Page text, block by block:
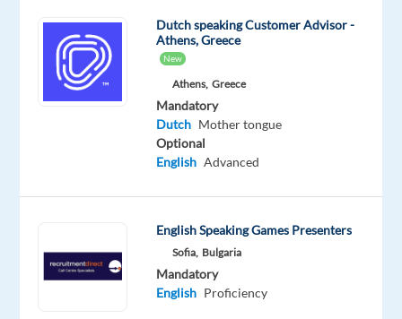
available
anymore.
Check
out
Company
Employment
Salary
Experience
Dutch speaking Customer Advisor -
Athens, Greece
New
Athens, Greece
Mandatory
Dutch Mother tongue
Optional
English Advanced
English Speaking Games Presenters
Sofia, Bulgaria
Mandatory
English Proficiency